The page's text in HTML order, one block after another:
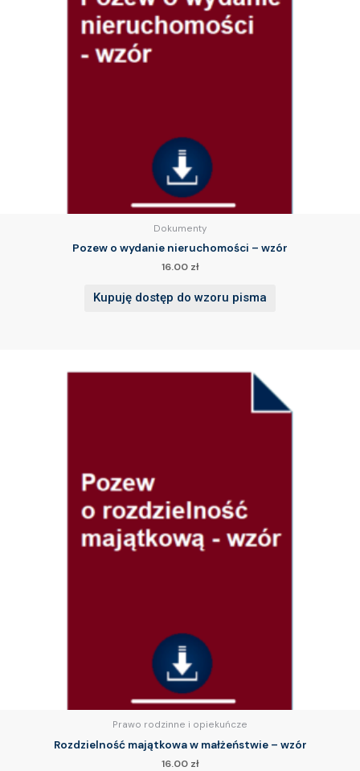
Dokumenty
Pozew o wydanie nieruchomości – wzór
16.00 zł
Kupuję dostęp do wzoru pisma
Prawo rodzinne i opiekuńcze
Rozdzielność majątkowa w małżeństwie – wzór
16.00 zł